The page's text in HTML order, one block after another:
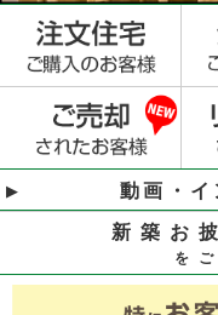
動画・イ
新築お
を